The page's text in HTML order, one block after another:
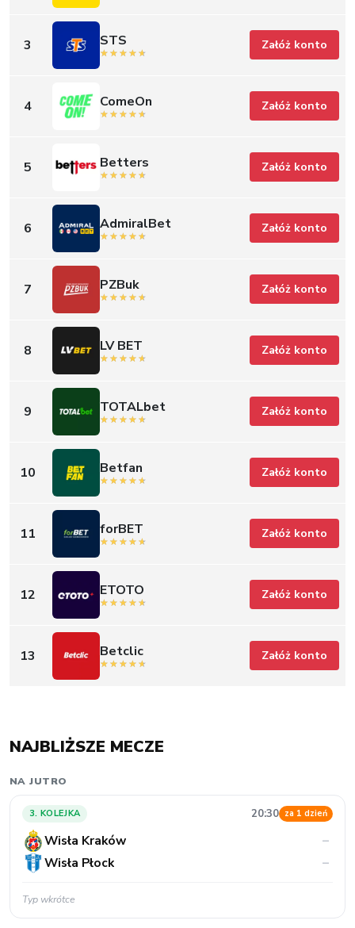
3 STS Załóż konto
4 ComeOn Załóż konto
5 Betters Załóż konto
6 AdmiralBet Załóż konto
7 PZBuk Załóż konto
8 LV BET Załóż konto
9 TOTALbet Załóż konto
10 Betfan Załóż konto
11 forBET Załóż konto
12 ETOTO Załóż konto
13 Betclic Załóż konto
NAJBLIŻSZE MECZE
NA JUTRO
3. KOLEJKA 20:30 za 1 dzień
Wisła Kraków
–
Wisła Płock
–
Typ wkrótce